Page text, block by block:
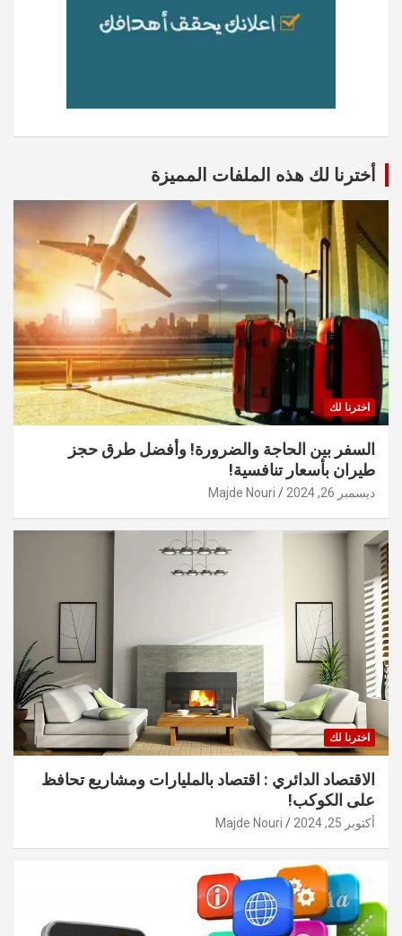
أخترنا لك هذه الملفات المميزة
اخترنا لك
السفر بين الحاجة والضرورة! وأفضل طرق حجز
طيران بأسعار تنافسية!
ديسمبر 26, 2024 Majde Nouri
اخترنا لك
الاقتصاد الدائري : اقتصاد بالمليارات ومشاريع تحافظ
على الكوكب!
أكتوبر 25, 2024 Majde Nouri